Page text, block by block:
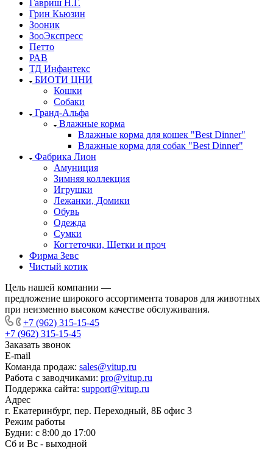
Гавриш Н.Г.
Грин Кьюзин
Зооник
ЗооЭкспресс
Петто
РАВ
ТД Инфантекс
БИОТИ ЦНИ
Кошки
Собаки
Гранд-Альфа
Влажные корма
Влажные корма для кошек "Best Dinner"
Влажные корма для собак "Best Dinner"
Фабрика Лион
Амуниция
Зимняя коллекция
Игрушки
Лежанки, Домики
Обувь
Одежда
Сумки
Когтеточки, Щетки и проч
Фирма Зевс
Чистый котик
Цель нашей компании —
предложение широкого ассортимента товаров для животных
при неизменно высоком качестве обслуживания.
+7 (962) 315-15-45
+7 (962) 315-15-45
Заказать звонок
E-mail
Команда продаж: sales@vitup.ru
Работа с заводчиками: pro@vitup.ru
Поддержка сайта: support@vitup.ru
Адрес
г. Екатеринбург, пер. Переходный, 8Б офис 3
Режим работы
Будни: с 8:00 до 17:00
Сб и Вс - выходной